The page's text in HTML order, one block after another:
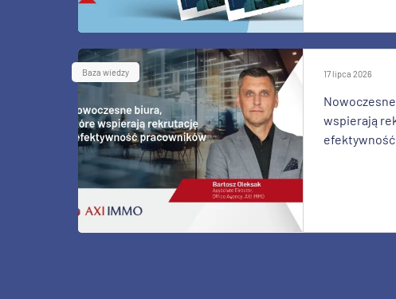
Baza wiedzy 17 lipca 2026
wspierają